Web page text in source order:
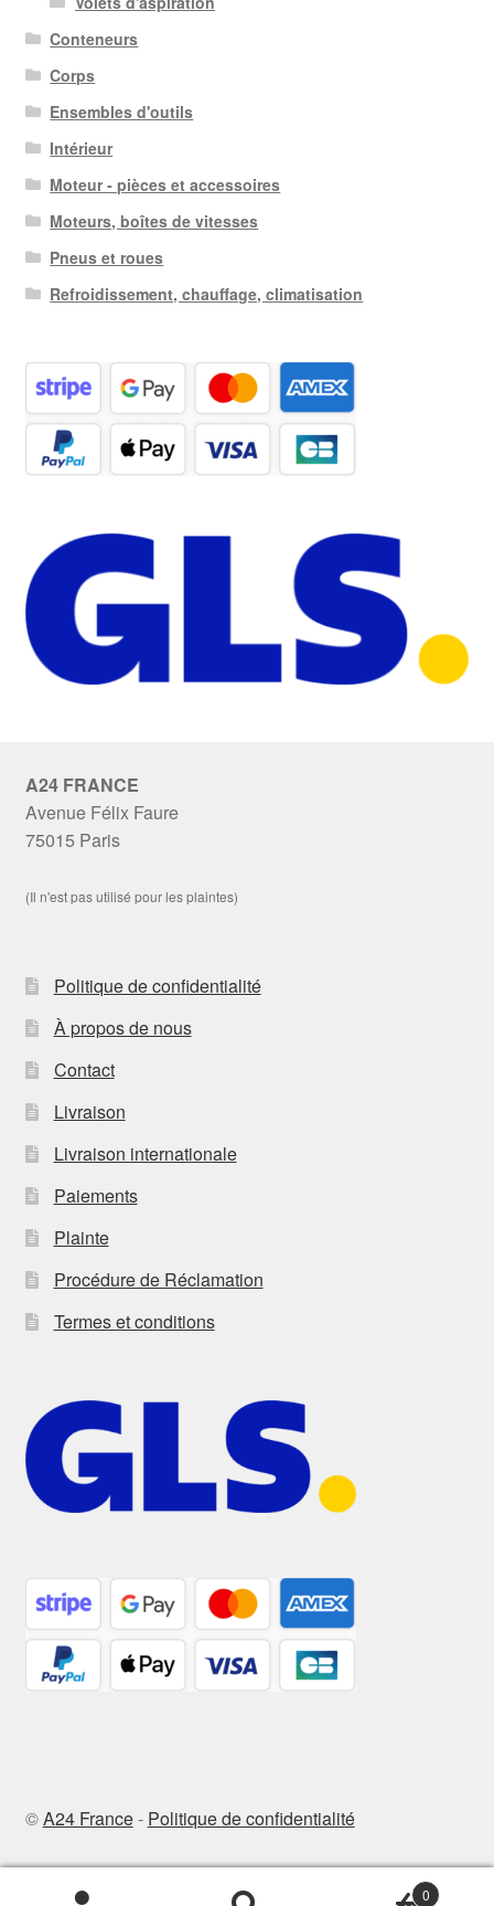
Conteneurs
Corps
Ensembles d'outils
Intérieur
Moteur - pièces et accessoires
Moteurs, boîtes de vitesses
Pneus et roues
Refroidissement, chauffage, climatisation
A24 FRANCE
Avenue Félix Faure
75015 Paris
(Il n'est pas utilisé pour les plaintes)
Politique de confidentialité
À propos de nous
Contact
Livraison
Livraison internationale
Paiements
Plainte
Procédure de Réclamation
Termes et conditions
©A24 France- Politique de confidentialité
0